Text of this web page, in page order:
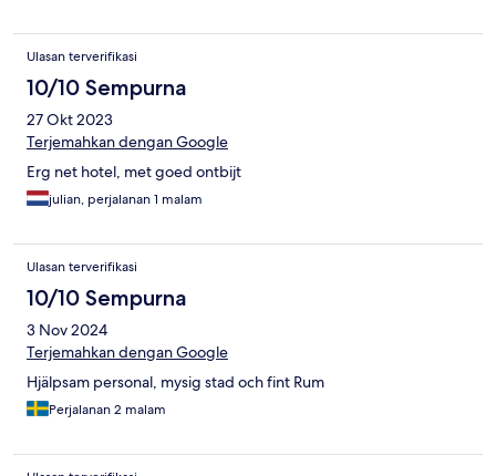
Ulasan terverifikasi
10/10 Sempurna
27 Okt 2023
Terjemahkan dengan Google
Erg net hotel, met goed ontbijt
julian, perjalanan 1 malam
Ulasan terverifikasi
10/10 Sempurna
3 Nov 2024
Terjemahkan dengan Google
Hjälpsam personal, mysig stad och fint Rum
Perjalanan 2 malam